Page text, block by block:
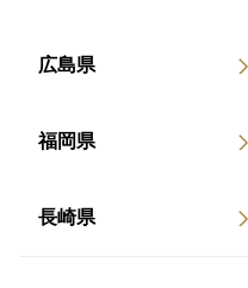
広島県
福岡県
長崎県